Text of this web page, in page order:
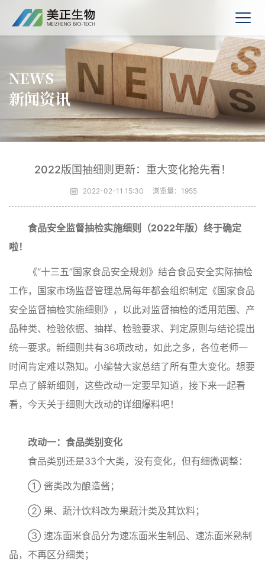
NEWS
新闻资讯
2022版国抽细则更新：重大变化抢先看！
2022-02-11 15:30 浏览量： 1955
食品安全监督抽检实施细则（2022年版）终于确定
啦！
《“十三五”国家食品安全规划》结合食品安全实际抽检
工作，国家市场监督管理总局每年都会组织制定《国家食品
安全监督抽检实施细则》，以此对监督抽检的适用范围、产
品种类、检验依据、抽样、检验要求、判定原则与结论提出
统一要求。新细则共有36项改动，如此之多，各位老师一
时间肯定难以熟知。小编替大家总结了所有重大变化。想要
早点了解新细则，这些改动一定要早知道，接下来一起看
看，今天关于细则大改动的详细爆料吧！
改动一：食品类别变化
食品类别还是33个大类，没有变化，但有细微调整：
① 酱类改为酿造酱；
② 果、蔬汁饮料改为果蔬汁类及其饮料；
③ 速冻面米食品分为速冻面米生制品、速冻面米熟制
品，不再区分细类；